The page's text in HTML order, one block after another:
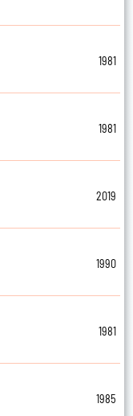
1981
1981
2019
1990
1981
1985